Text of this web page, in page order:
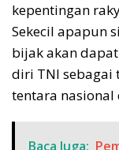
kepentingan
Sekecil apapun
bijak akan
diri TNI sebagai
tentara nasional
Baca Juga: